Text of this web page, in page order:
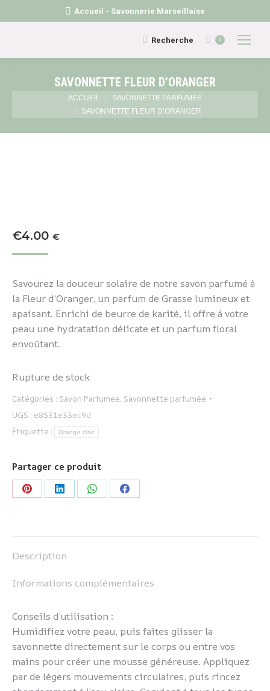
Accueil - Savonnerie Marseillaise
Recherche
:
Recherche 0
SAVONNETTE FLEUR D’ORANGER
Vous êtes ici :ACCUEIL
SAVONNETTE PARFUMÉE
SAVONNETTE FLEUR D’ORANGER
€4.00 €
Savourez la douceur solaire de notre savon parfumé à
la Fleur d’Oranger, un parfum de Grasse lumineux et
apaisant. Enrichi de beurre de karité, il offre à votre
peau une hydratation délicate et un parfum floral
envoûtant.
Rupture de stock
Catégories : Savon Parfumee, Savonnette parfumée
UGS : e8531e33ec9d
Étiquette :
Orange clair
Partager ce produit
PartagerPartagerPartagerPartager
Description
Informations complémentaires
Conseils d’utilisation :
Humidifiez votre peau, puis faites glisser la
savonnette directement sur le corps ou entre vos
mains pour créer une mousse généreuse. Appliquez
par de légers mouvements circulaires, puis rincez